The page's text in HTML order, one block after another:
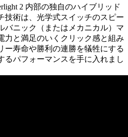
2 内部の独自のハイブリッド
技術は、光学式スイッチのスピー
バニック（またはメカニカル）マ
力と満足のいくクリック感と組み
ー寿命や勝利の連勝を犠牲にする
るパフォーマンスを手に入れまし